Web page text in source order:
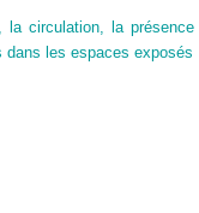
la circulation, la présence
dans les espaces exposés